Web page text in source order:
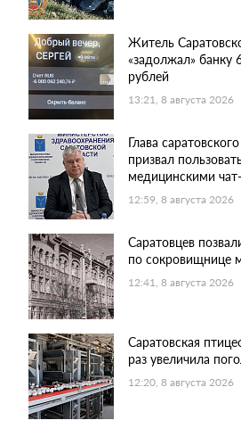
Житель
«задолжал» банку
рублей
13:21, 8 августа 2026
Глава
призвал
медицинскими
12:59, 8 августа 2026
Саратовцев
по сокровищнице
12:41, 8 августа 2026
Саратовская
раз увеличила
12:20, 8 августа 2026